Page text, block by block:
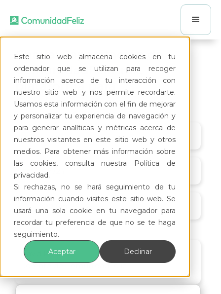
Este sitio web almacena cookies en tu
ordenador que se utilizan para recoger
información acerca de tu interacción con
nuestro sitio web y nos permite recordarte.
Usamos esta información con el fin de mejorar
y personalizar tu experiencia de navegación y
para generar analíticas y métricas acerca de
nuestros visitantes en este sitio web y otros
medios. Para obtener más información sobre
las cookies, consulta nuestra Política de
privacidad.
Si rechazas, no se hará seguimiento de tu
información cuando visites este sitio web. Se
usará una sola cookie en tu navegador para
recordar tu preferencia de que no se te haga
seguimiento.
Aceptar
Declinar
Charla: Capacitación de
ComunidadFeliz.mx,
plataforma para
Condominios.
30/4/24
3:00 pm
David Peña
Gerente de ComunidadFeliz